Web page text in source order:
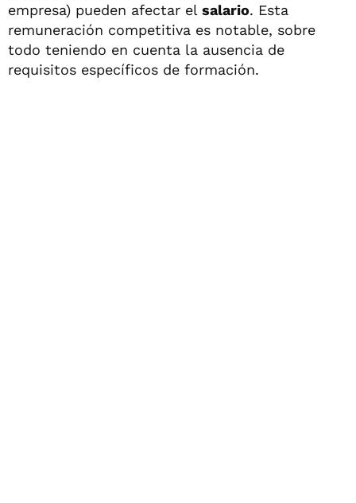
empresa) pueden afectar el salario. Esta
remuneración competitiva es notable, sobre
todo teniendo en cuenta la ausencia de
requisitos específicos de formación.